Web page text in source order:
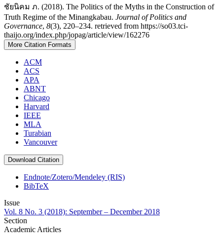
ชัยนิคม ภ. (2018). The Politics of the Myths in the Construction of
Truth Regime of the Minangkabau. Journal of Politics and
Governance, 8(3), 220–234. retrieved from https://so03.tci-
thaijo.org/index.php/jopag/article/view/162276
More Citation Formats
ACM
ACS
APA
ABNT
Chicago
Harvard
IEEE
MLA
Turabian
Vancouver
Download Citation
Endnote/Zotero/Mendeley (RIS)
BibTeX
Issue
Vol. 8 No. 3 (2018): September – December 2018
Section
Academic Articles